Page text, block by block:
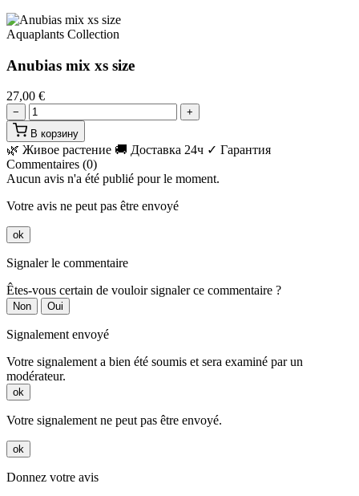
Aquaplants Collection
Anubias mix xs size
27,00 €
−
+
В корзину
🌿 Живое растение 🚚 Доставка 24ч ✓ Гарантия
Commentaires (0)
Aucun avis n'a été publié pour le moment.
Votre avis ne peut pas être envoyé
ok
Signaler le commentaire
Êtes-vous certain de vouloir signaler ce commentaire ?
Non Oui
Signalement envoyé
Votre signalement a bien été soumis et sera examiné par un
modérateur.
ok
Votre signalement ne peut pas être envoyé.
ok
Donnez votre avis